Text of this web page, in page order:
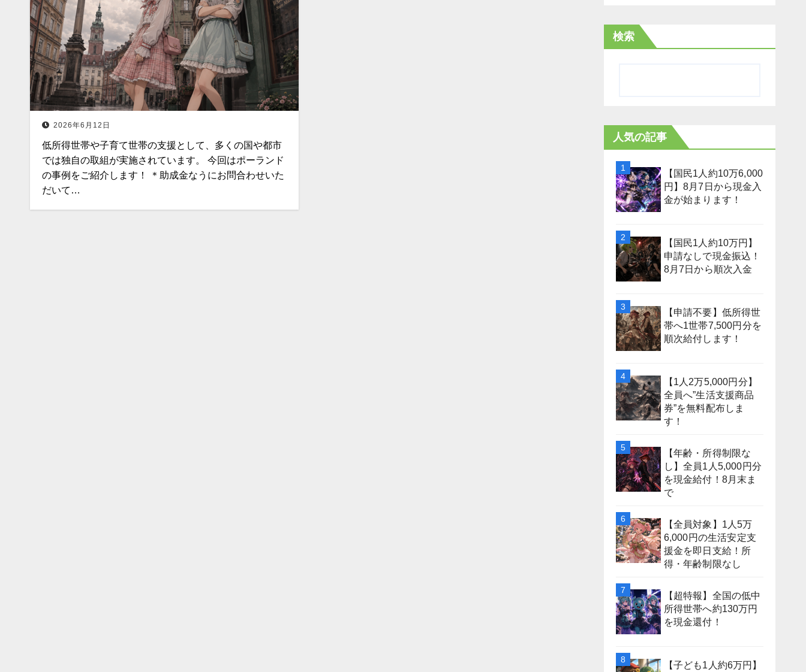
2026年6月12日
低所得世帯や子育て世帯の支援として、多くの国や都市
では独自の取組が実施されています。 今回はポーランド
の事例をご紹介します！ ＊助成金なうにお問合わせいた
だいて…
検索
人気の記事
【国民1人約10万6,000
円】8月7日から現金入
金が始まります！
【国民1人約10万円】
申請なしで現金振込！
8月7日から順次入金
【申請不要】低所得世
帯へ1世帯7,500円分を
順次給付します！
【1人2万5,000円分】
全員へ”生活支援商品
券”を無料配布しま
す！
【年齢・所得制限な
し】全員1人5,000円分
を現金給付！8月末ま
で
【全員対象】1人5万
6,000円の生活安定支
援金を即日支給！所
得・年齢制限なし
【超特報】全国の低中
所得世帯へ約130万円
を現金還付！
【子ども1人約6万円】